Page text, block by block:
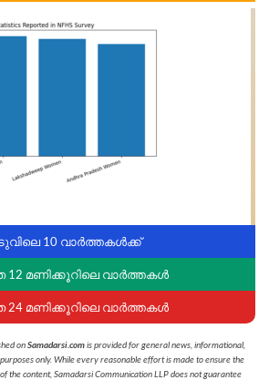
10 വാർത്തകൾക്ക്
12 മണിക്കൂറിലെ വാർത്തകൾ
24 മണിക്കൂറിലെ വാർത്തകൾ
onSamadarsi.comis provided for general news, informational,
only. While every reasonable effort is made to ensure the
the content, Samadarsi Communication LLP does not guarantee